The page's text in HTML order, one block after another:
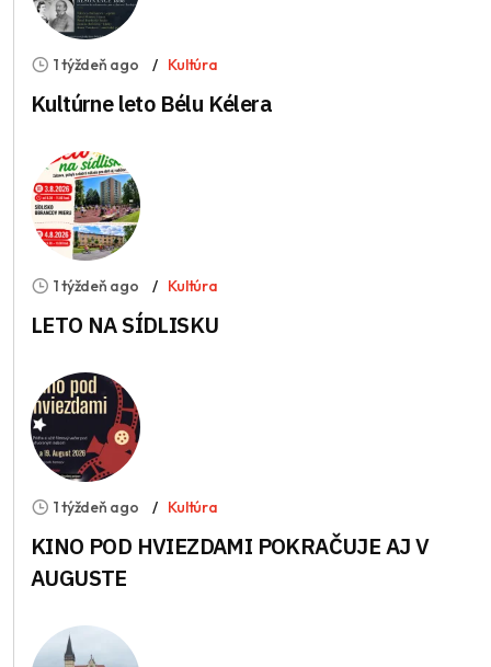
1 týždeň ago Kultúra
Kultúrne leto Bélu Kélera
1 týždeň ago Kultúra
LETO NA SÍDLISKU
1 týždeň ago Kultúra
KINO POD HVIEZDAMI POKRAČUJE AJ V
AUGUSTE